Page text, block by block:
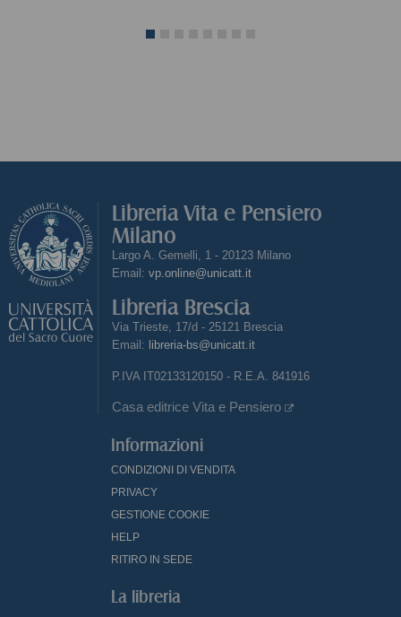
Libreria Vita e Pensiero
Milano
Largo A. Gemelli, 1 - 20123 Milano
Email: vp.online@unicatt.it
Libreria Brescia
Via Trieste, 17/d - 25121 Brescia
Email: libreria-bs@unicatt.it
P.IVA IT02133120150 - R.E.A. 841916
Casa editrice Vita e Pensiero
Informazioni
CONDIZIONI DI VENDITA
PRIVACY
GESTIONE COOKIE
HELP
RITIRO IN SEDE
La libreria